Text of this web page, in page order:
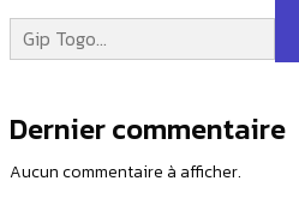
Dernier commentaire
Aucun commentaire à afficher.